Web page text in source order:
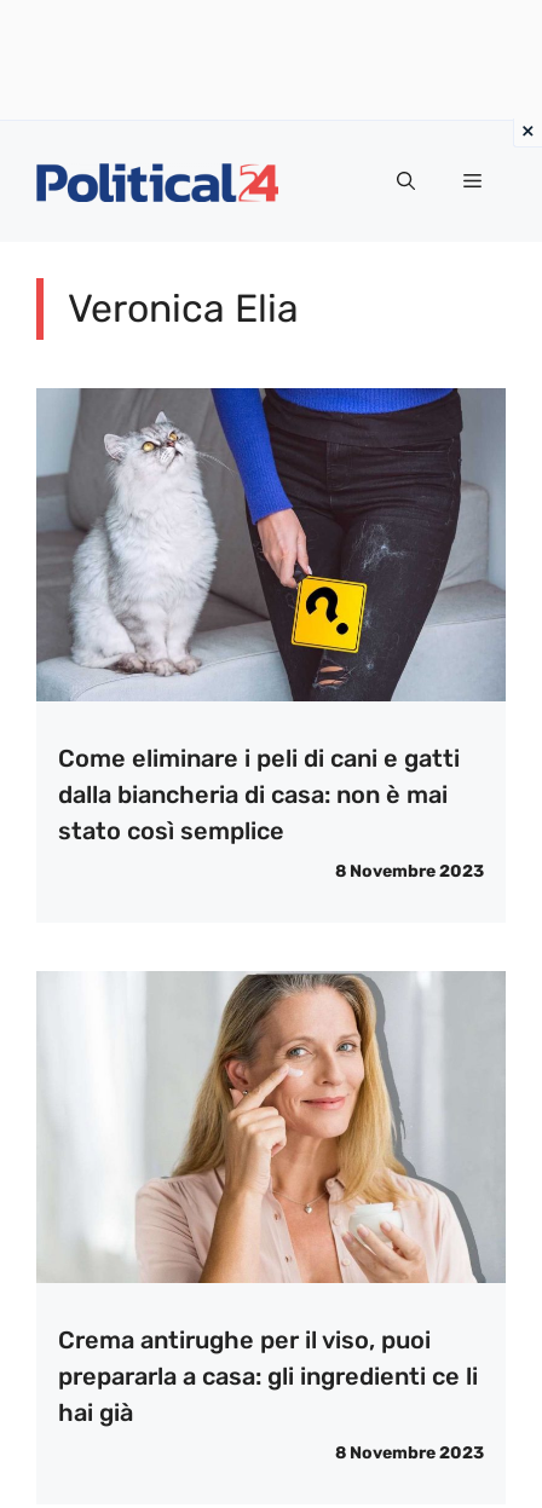
Menu
Veronica Elia
Come eliminare i peli di cani e gatti
dalla biancheria di casa: non è mai
stato così semplice
8 Novembre 2023
Crema antirughe per il viso, puoi
prepararla a casa: gli ingredienti ce li
hai già
8 Novembre 2023